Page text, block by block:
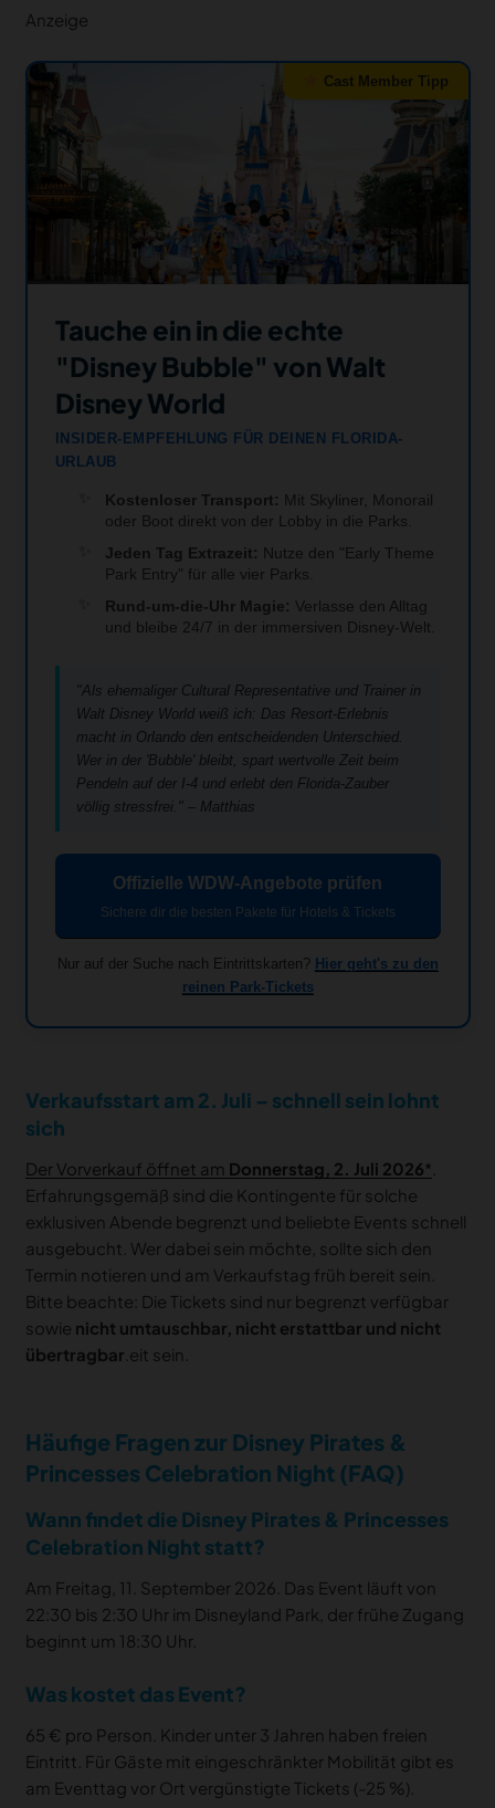
Anzeige
Cast Member Tipp
Tauche ein in die echte
"Disney Bubble" von Walt
Disney World
INSIDER-EMPFEHLUNG FÜR DEINEN FLORIDA-
URLAUB
Kostenloser Transport: Mit Skyliner, Monorail
oder Boot direkt von der Lobby in die Parks.
Jeden Tag Extrazeit: Nutze den "Early Theme
Park Entry" für alle vier Parks.
Rund-um-die-Uhr Magie: Verlasse den Alltag
und bleibe 24/7 in der immersiven Disney-Welt.
"Als ehemaliger Cultural Representative und Trainer in
Walt Disney World weiß ich: Das Resort-Erlebnis
macht in Orlando den entscheidenden Unterschied.
Wer in der 'Bubble' bleibt, spart wertvolle Zeit beim
Pendeln auf der I-4 und erlebt den Florida-Zauber
völlig stressfrei." – Matthias
Offizielle WDW-Angebote prüfen
Sichere dir die besten Pakete für Hotels & Tickets
Nur auf der Suche nach Eintrittskarten? Hier geht's zu den
reinen Park-Tickets
Verkaufsstart am 2. Juli – schnell sein lohnt
sich
Der Vorverkauf öffnet am Donnerstag, 2. Juli 2026
Erfahrungsgemäß sind die Kontingente für solche
exklusiven Abende begrenzt und beliebte Events schnell
ausgebucht. Wer dabei sein möchte, sollte sich den
Termin notieren und am Verkaufstag früh bereit sein.
Bitte beachte: Die Tickets sind nur begrenzt verfügbar
sowie nicht umtauschbar, nicht erstattbar und nicht
übertragbar .eit sein.
Häufige Fragen zur Disney Pirates &
Princesses Celebration Night (FAQ)
Wann findet die Disney Pirates & Princesses
Celebration Night statt?
Am Freitag, 11. September 2026. Das Event läuft von
22:30 bis 2:30 Uhr im Disneyland Park, der frühe Zugang
beginnt um 18:30 Uhr.
Was kostet das Event?
65 € pro Person. Kinder unter 3 Jahren haben freien
Eintritt. Für Gäste mit eingeschränkter Mobilität gibt es
am Eventtag vor Ort vergünstigte Tickets (-25 %).